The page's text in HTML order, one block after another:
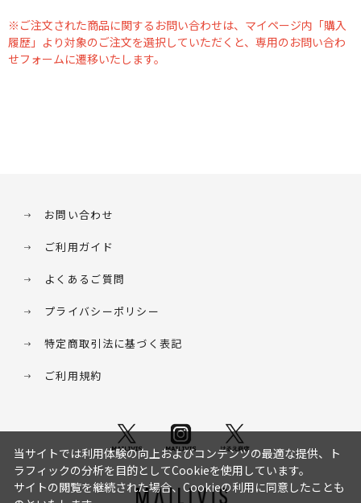
※ご注文された商品に関するお問い合わせは、マイページ内「購入
履歴」より対象のご注文を選択していただくと、専用のお問い合わ
せフォームに遷移いたします。
お問い合わせ
ご利用ガイド
よくあるご質問
プライバシーポリシー
特定商取引法に基づく表記
ご利用規約
当サイトでは利用体験の向上およびコンテンツの最適な提供、ト
ラフィックの分析を目的としてCookieを使用しています。
サイトの閲覧を継続された場合、Cookieの利用に同意したことも